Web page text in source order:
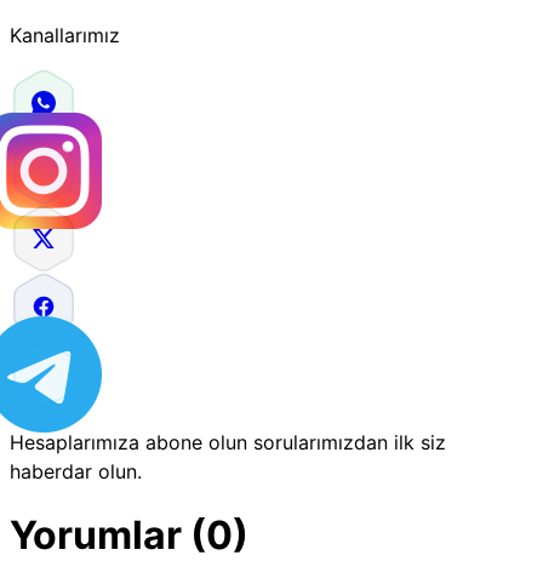
Kanallarımız
Hesaplarımıza abone olun sorularımızdan ilk siz
haberdar olun.
Yorumlar (0)